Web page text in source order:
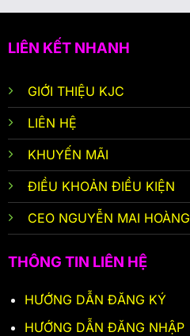
LIÊN KẾT NHANH
GIỚI THIỆU KJC
LIÊN HỆ
KHUYẾN MÃI
ĐIỀU KHOẢN ĐIỀU KIỆN
CEO NGUYỄN MAI HOÀNG
THÔNG TIN LIÊN HỆ
HƯỚNG DẪN ĐĂNG KÝ
HƯỚNG DẪN ĐĂNG NHẬP